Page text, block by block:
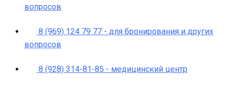
вопросов
8 (969) 124 79 77 - для бронирования и других
вопросов
8 (928) 314-81-85 - медицинский центр